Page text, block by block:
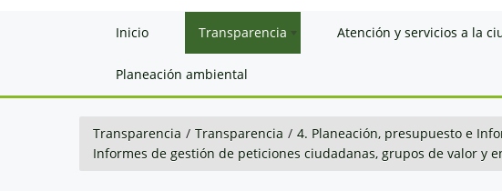
Inicio Transparencia Atención y servicios a la
Planeación ambiental
Transparencia / Transparencia / 4. Planeación, presupuesto e
Informes de gestión de peticiones ciudadanas, grupos de valor y